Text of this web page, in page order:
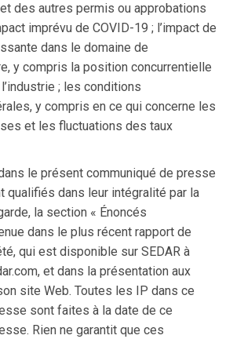
des autres permis ou approbations
imprévu de COVID-19 ; l’impact de
dans le domaine de
y compris la position concurrentielle
; les conditions
y compris en ce qui concerne les
et les fluctuations des taux
le présent communiqué de presse
qualifiés dans leur intégralité par la
la section « Énoncés
dans le plus récent rapport de
qui est disponible sur SEDAR à
et dans la présentation aux
site Web. Toutes les IP dans ce
sont faites à la date de ce
Rien ne garantit que ces